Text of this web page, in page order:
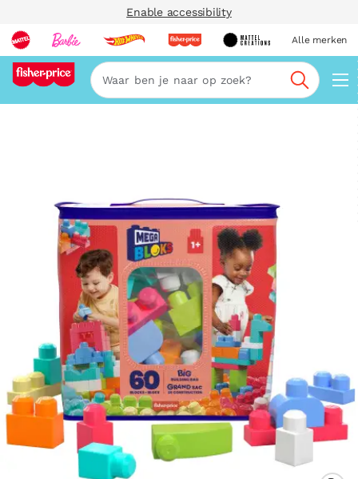
Enable accessibility
Alle merken
Zoeken